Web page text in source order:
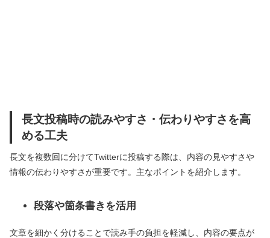
長文投稿時の読みやすさ・伝わりやすさを高
める工夫
長文を複数回に分けてTwitterに投稿する際は、内容の見やすさや
情報の伝わりやすさが重要です。主なポイントを紹介します。
段落や箇条書きを活用
文章を細かく分けることで読み手の負担を軽減し、内容の要点が